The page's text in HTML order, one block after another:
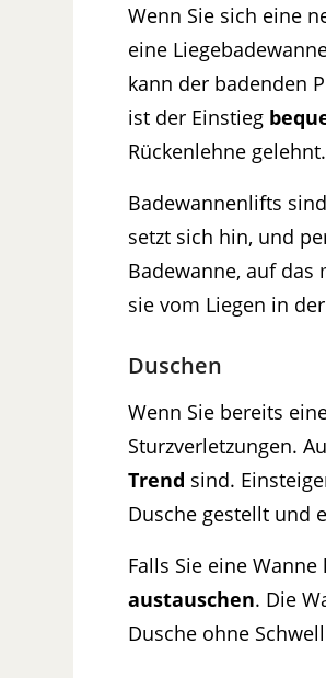
Wenn Sie sich eine
eine
kann der badenden
ist der Einstieg
Rückenlehne gelehnt.
Badewannenlifts
setzt sich hin, und
Badewanne, auf das
sie vom Liegen in
Duschen
Wenn Sie bereits
Sturzverletzungen.
Trend sind.
Dusche gestellt und
Falls Sie eine
austauschen. Die
Dusche ohne